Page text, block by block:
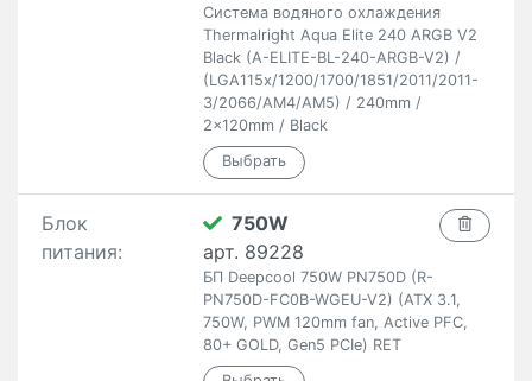
Система водяного охлаждения
Thermalright Aqua Elite 240 ARGB V2
Black (A-ELITE-BL-240-ARGB-V2) /
(LGA115x/1200/1700/1851/2011/2011-
3/2066/AM4/AM5) / 240mm /
2x120mm / Black
Блок
питания:
750W
арт. 89228
БП Deepcool 750W PN750D (R-
PN750D-FC0B-WGEU-V2) (ATX 3.1,
750W, PWM 120mm fan, Active PFC,
80+ GOLD, Gen5 PCIe) RET